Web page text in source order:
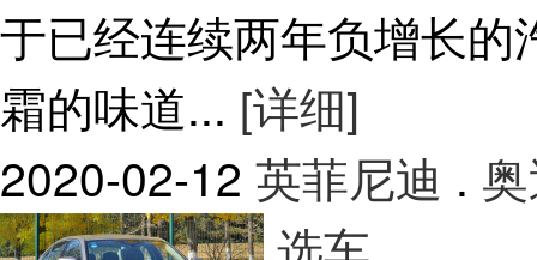
于已经连续两年负增长
霜的味道... [详细]
2020-02-12 英菲尼迪 .